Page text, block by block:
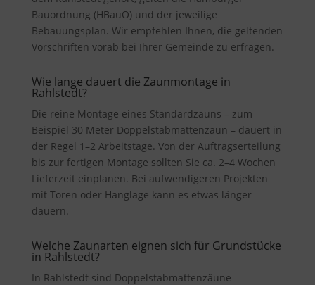
Bauordnung (HBauO) und der jeweilige
Bebauungsplan. Wir empfehlen Ihnen, die geltenden
Vorschriften vorab bei Ihrer Gemeinde zu erfragen.
Wie lange dauert die Zaunmontage in
Rahlstedt?
Die reine Montage eines Standardzauns – zum
Beispiel 30 Meter Doppelstabmattenzaun – dauert in
der Regel 1–2 Arbeitstage. Von der Auftragserteilung
bis zur fertigen Montage sollten Sie ca. 2–4 Wochen
Lieferzeit einplanen. Bei aufwendigeren Projekten
mit Toren oder Hanglage kann es etwas länger
dauern.
Welche Zaunarten eignen sich für Grundstücke
in Rahlstedt?
In Rahlstedt sind Doppelstabmattenzäune